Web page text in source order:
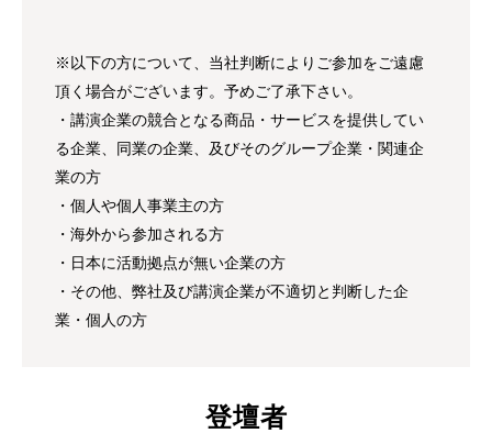
※以下の方について、当社判断によりご参加をご遠慮
頂く場合がございます。予めご了承下さい。
・講演企業の競合となる商品・サービスを提供してい
る企業、同業の企業、及びそのグループ企業・関連企
業の方
・個人や個人事業主の方
・海外から参加される方
・日本に活動拠点が無い企業の方
・その他、弊社及び講演企業が不適切と判断した企
業・個人の方
登壇者